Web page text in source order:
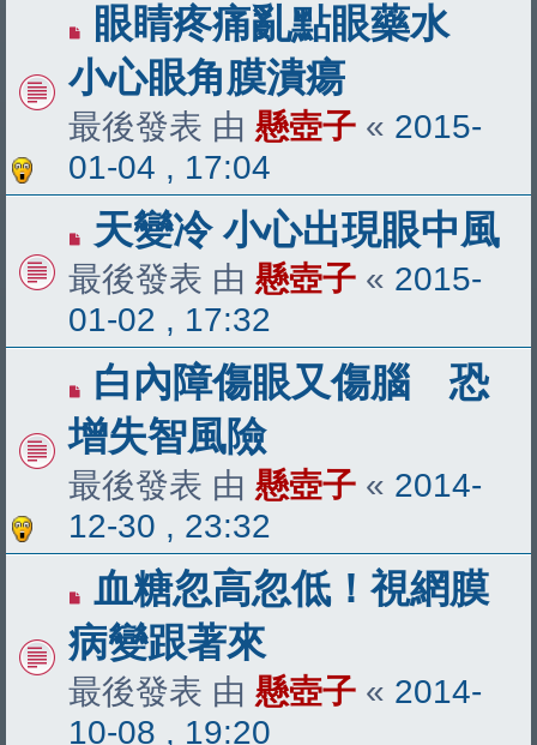
眼睛疼痛亂點眼藥水
小心眼角膜潰瘍
最後發表 由 懸壺子 « 2015-
01-04 , 17:04
天變冷 小心出現眼中風
最後發表 由 懸壺子 « 2015-
01-02 , 17:32
白內障傷眼又傷腦 恐
增失智風險
最後發表 由 懸壺子 « 2014-
12-30 , 23:32
血糖忽高忽低！視網膜
病變跟著來
最後發表 由 懸壺子 « 2014-
10-08 , 19:20